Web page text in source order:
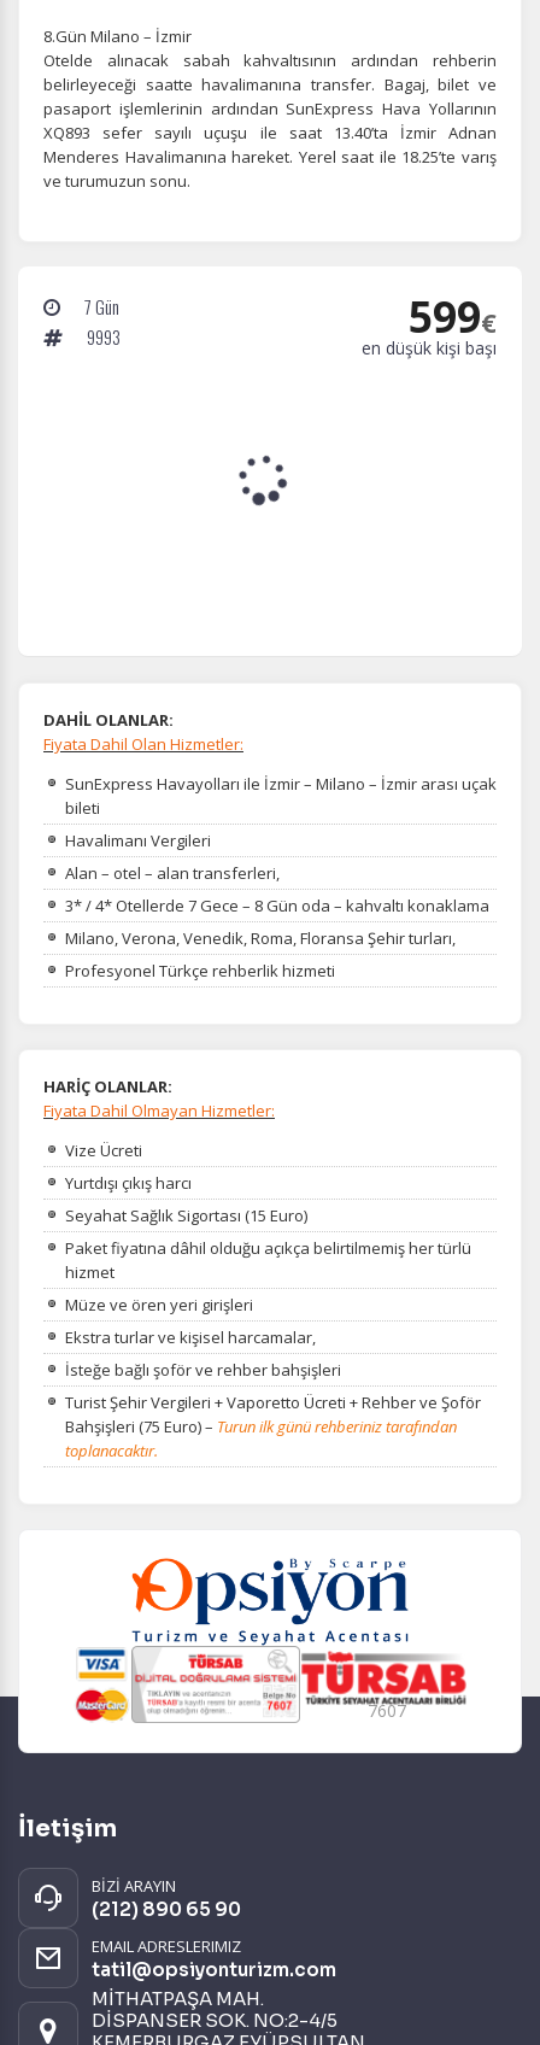
8.Gün Milano – İzmir
Otelde alınacak sabah kahvaltısının ardından rehberin
belirleyeceği saatte havalimanına transfer. Bagaj, bilet ve
pasaport işlemlerinin ardından SunExpress Hava Yollarının
XQ893 sefer sayılı uçuşu ile saat 13.40’ta İzmir Adnan
Menderes Havalimanına hareket. Yerel saat ile 18.25’te varış
ve turumuzun sonu.
7 Gün
9993
599€
en düşük kişi başı
DAHİL OLANLAR:
Fiyata Dahil Olan Hizmetler:
SunExpress Havayolları ile İzmir – Milano – İzmir arası uçak
bileti
Havalimanı Vergileri
Alan – otel – alan transferleri,
3* / 4* Otellerde 7 Gece – 8 Gün oda – kahvaltı konaklama
Milano, Verona, Venedik, Roma, Floransa Şehir turları,
Profesyonel Türkçe rehberlik hizmeti
HARİÇ OLANLAR:
Fiyata Dahil Olmayan Hizmetler:
Vize Ücreti
Yurtdışı çıkış harcı
Seyahat Sağlık Sigortası (15 Euro)
Paket fiyatına dâhil olduğu açıkça belirtilmemiş her türlü
hizmet
Müze ve ören yeri girişleri
Ekstra turlar ve kişisel harcamalar,
İsteğe bağlı şoför ve rehber bahşişleri
Turist Şehir Vergileri + Vaporetto Ücreti + Rehber ve Şoför
Bahşişleri (75 Euro) – Turun ilk günü rehberiniz tarafından
toplanacaktır.
7607
İletişim
BİZİ ARAYIN
(212) 890 65 90
EMAIL ADRESLERIMIZ
tatil@opsiyonturizm.com
MİTHATPAŞA MAH.
DİSPANSER SOK. NO:2-4/5